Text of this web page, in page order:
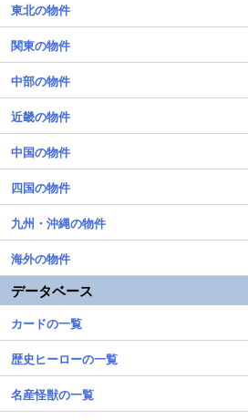
東北の物件
関東の物件
中部の物件
近畿の物件
中国の物件
四国の物件
九州・沖縄の物件
海外の物件
データベース
カードの一覧
歴史ヒーローの一覧
名産怪獣の一覧